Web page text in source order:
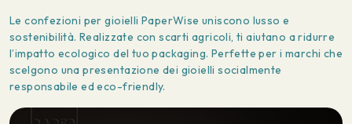
Le confezioni per gioielli PaperWise uniscono lusso e
sostenibilità. Realizzate con scarti agricoli, ti aiutano a ridurre
l’impatto ecologico del tuo packaging. Perfette per i marchi che
scelgono una presentazione dei gioielli socialmente
responsabile ed eco-friendly.